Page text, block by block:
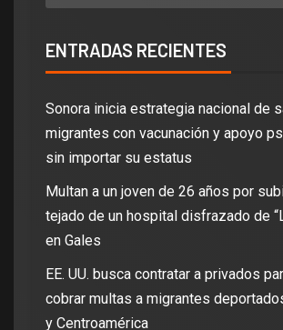
ENTRADAS RECIENTES
Sonora inicia estrategia nacional de
migrantes con vacunación y apoyo
sin importar su estatus
Multan a un joven de 26 años por
tejado de un hospital disfrazado de
en Gales
EE. UU. busca contratar a privados
cobrar multas a migrantes
y Centroamérica